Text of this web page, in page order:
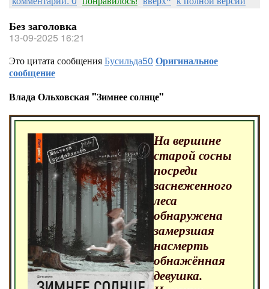
Без заголовка
13-09-2025 16:21
Это цитата сообщенияБусильда50 Оригинальное
сообщение
Влада Ольховская "Зимнее солнце"
На вершине
старой сосны
посреди
заснеженного
леса
обнаружена
замерзшая
насмерть
обнажённая
девушка.